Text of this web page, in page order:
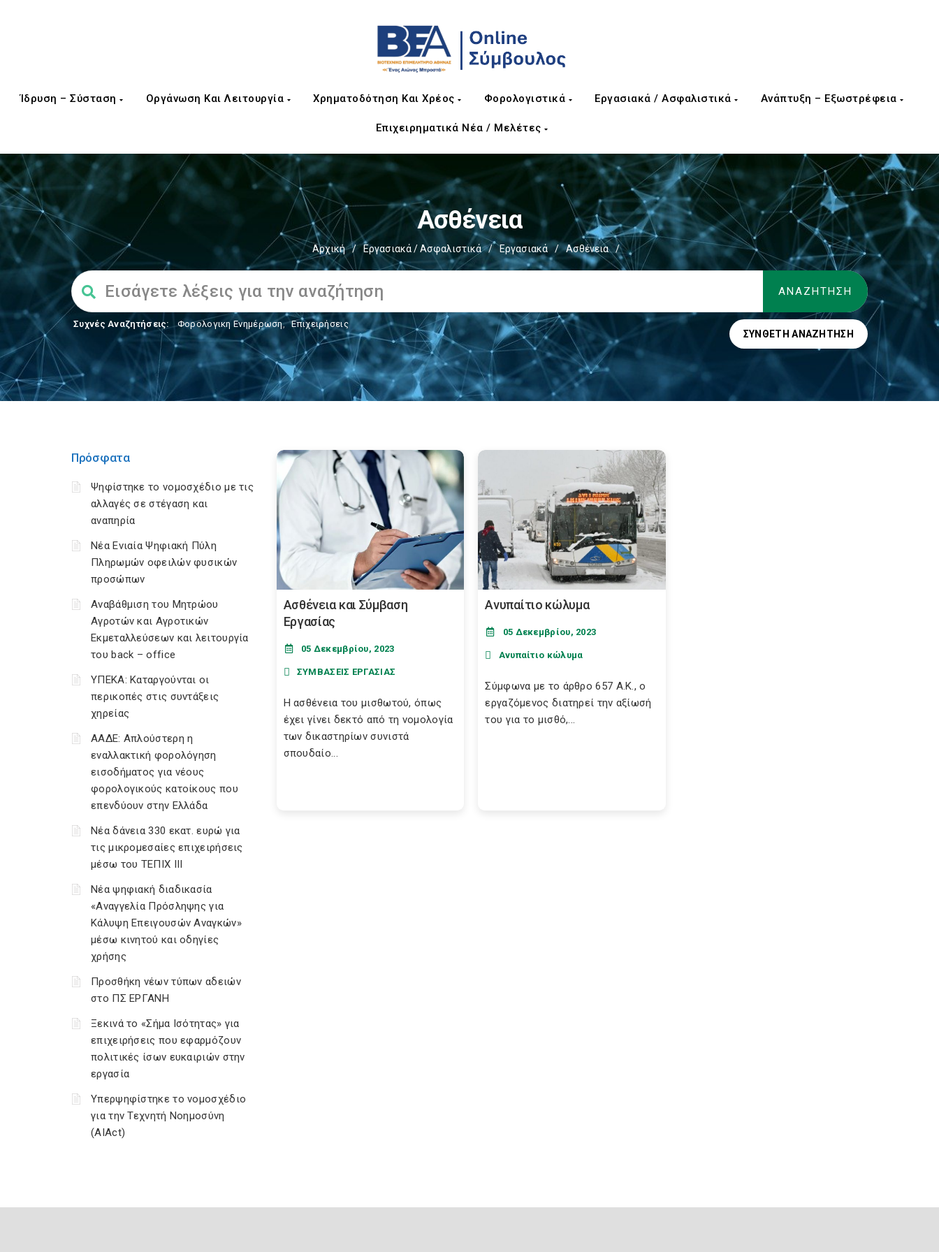
Ίδρυση – Σύσταση Οργάνωση Και Λειτουργία Χρηματοδότηση Και Χρέος Φορολογιστικά Εργασιακά / Ασφαλιστικά Ανάπτυξη – Εξωστρέφεια
Επιχειρηματικά Νέα / Μελέτες
Ασθένεια
Αρχική / Εργασιακά / Ασφαλιστικά / Εργασιακά / Ασθένεια /
Συχνές Αναζητήσεις: Φορολογικη Ενημέρωση, Επιχειρήσεις
ΣΎΝΘΕΤΗ ΑΝΑΖΉΤΗΣΗ
Πρόσφατα
Ψηφίστηκε το νομοσχέδιο με τις
αλλαγές σε στέγαση και
αναπηρία
Νέα Ενιαία Ψηφιακή Πύλη
Πληρωμών οφειλών φυσικών
προσώπων
Αναβάθμιση του Μητρώου
Αγροτών και Αγροτικών
Εκμεταλλεύσεων και λειτουργία
του back – office
ΥΠΕΚΑ: Καταργούνται οι
περικοπές στις συντάξεις
χηρείας
ΑΑΔΕ: Απλούστερη η
εναλλακτική φορολόγηση
εισοδήματος για νέους
φορολογικούς κατοίκους που
επενδύουν στην Ελλάδα
Νέα δάνεια 330 εκατ. ευρώ για
τις μικρομεσαίες επιχειρήσεις
μέσω του ΤΕΠΙΧ ΙΙΙ
Νέα ψηφιακή διαδικασία
«Αναγγελία Πρόσληψης για
Κάλυψη Επειγουσών Αναγκών»
μέσω κινητού και οδηγίες
χρήσης
Προσθήκη νέων τύπων αδειών
στο ΠΣ ΕΡΓΑΝΗ
Ξεκινά το «Σήμα Ισότητας» για
επιχειρήσεις που εφαρμόζουν
πολιτικές ίσων ευκαιριών στην
εργασία
Υπερψηφίστηκε το νομοσχέδιο
για την Τεχνητή Νοημοσύνη
(AIAct)
Ασθένεια και Σύμβαση
Εργασίας
05 Δεκεμβρίου, 2023
ΣΥΜΒΑΣΕΙΣ ΕΡΓΑΣΙΑΣ
Η ασθένεια του μισθωτού, όπως
έχει γίνει δεκτό από τη νομολογία
των δικαστηρίων συνιστά
σπουδαίο...
Ανυπαίτιο κώλυμα
05 Δεκεμβρίου, 2023
Ανυπαίτιο κώλυμα
Σύμφωνα με το άρθρο 657 Α.Κ., ο
εργαζόμενος διατηρεί την αξίωσή
του για το μισθό,...